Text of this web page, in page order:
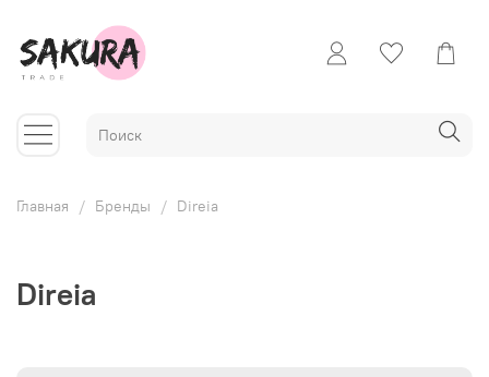
Главная Бренды Direia
Direia